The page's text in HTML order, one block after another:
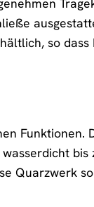
so
Funktionen.
bis
Quarzwerk